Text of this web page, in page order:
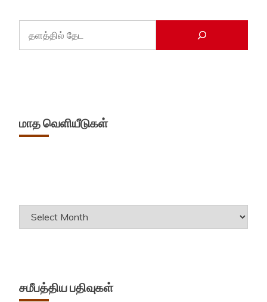
மாத வெளியீடுகள்
Archives
சமீபத்திய பதிவுகள்